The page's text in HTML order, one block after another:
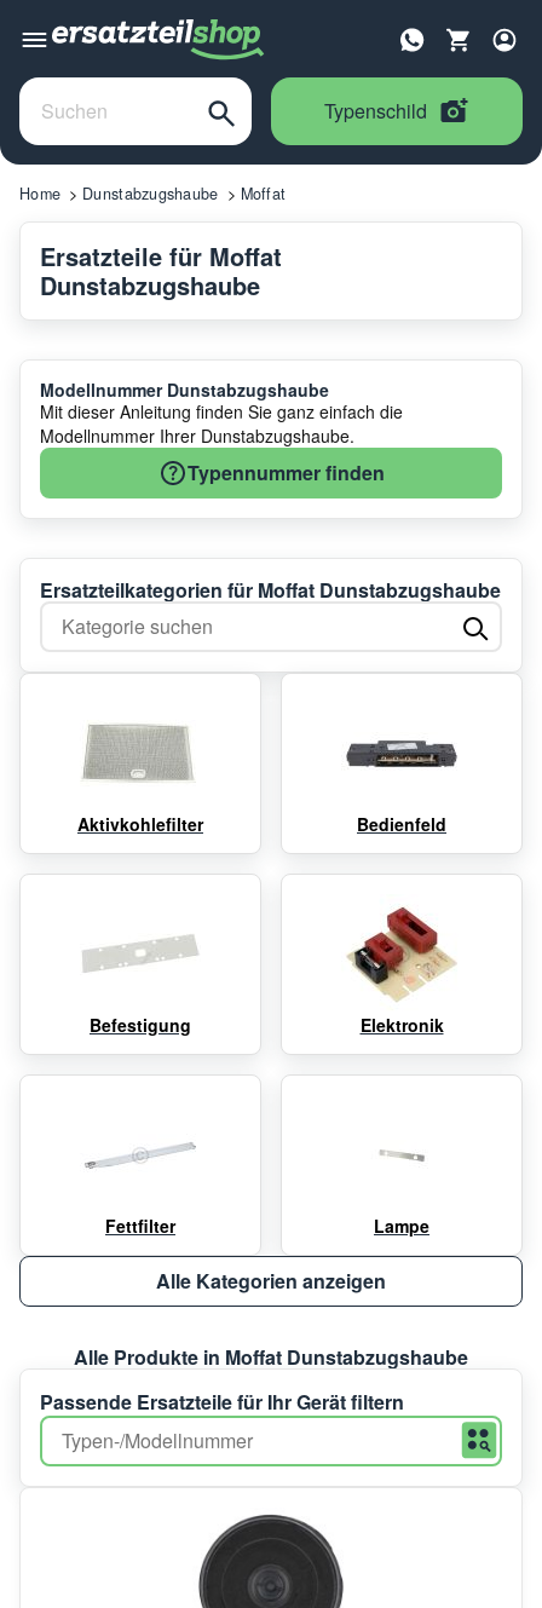
Typenschild
Home Dunstabzugshaube Moffat
Ersatzteile für Moffat
Dunstabzugshaube
Modellnummer Dunstabzugshaube
Mit dieser Anleitung finden Sie ganz einfach die
Modellnummer Ihrer Dunstabzugshaube.
Typennummer finden
Ersatzteilkategorien für Moffat Dunstabzugshaube
Kategorie suchen
Aktivkohlefilter Bedienfeld
Befestigung Elektronik
Fettfilter Lampe
Alle Kategorien anzeigen
Alle Produkte in Moffat Dunstabzugshaube
Passende Ersatzteile für Ihr Gerät filtern